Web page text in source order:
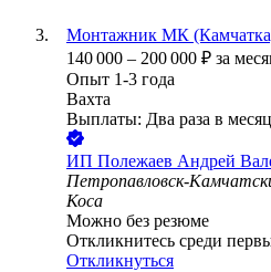
Монтажник МК
140 000 – 200 000 ₽ за
Опыт 1-3 года
Вахта
Выплаты: Два раза в месяц
ИП Полежаев Андрей
Петропавловск-
Коса
Можно без резюме
Откликнитесь среди
Откликнуться